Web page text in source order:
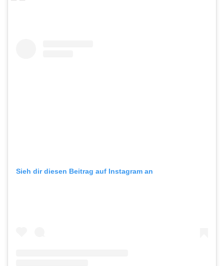
Sieh dir diesen Beitrag auf Instagram an